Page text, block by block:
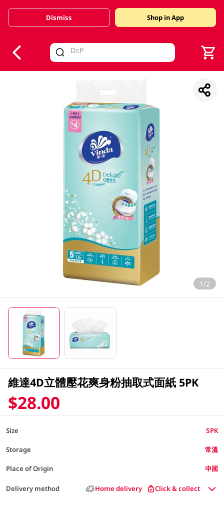
Valid Until 30 June 2026
Dismiss Shop in App
1/2
維達4D立體壓花爽身粉抽取式面紙 5PK
$28.00
Size 5PK
Storage 常溫
Place of Origin 中國
Delivery method Home delivery Click & collect